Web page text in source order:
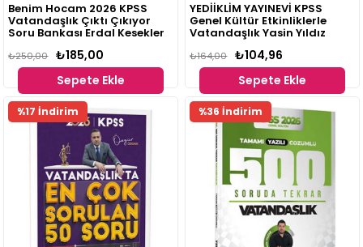
Benim Hocam 2026 KPSS
Vatandaşlık Çıktı Çıkıyor
Soru Bankası Erdal Kesekler
₺185,00
₺250,00
Sepete Ekle
YEDİİKLİM YAYINEVİ KPSS
Genel Kültür Etkinliklerle
Vatandaşlık Yasin Yıldız
₺104,96
₺164,00
Sepete Ekle
%17 İndirim %36 İndirim